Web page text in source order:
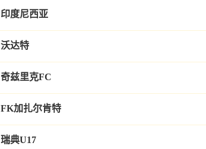
印度尼西亚
沃达特
奇兹里克FC
FK加扎尔肯特
瑞典U17